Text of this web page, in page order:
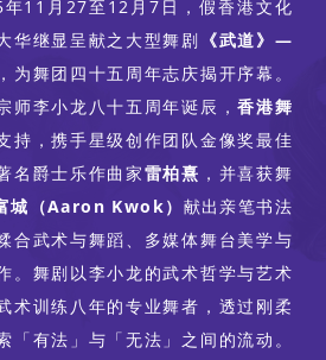
11月27至12月7日，假香港文化
华继显呈献之大型舞剧 《武道》—
，为舞团四十五周年志庆揭开序幕。
师李小龙八十五周年诞辰，香港舞
持，携手星级创作团队金像奖最佳
名爵士乐作曲家雷柏熹 ，并喜获舞
城（Aaron Kwok） 献出亲笔书法
合武术与舞蹈、多媒体舞台美学与
。舞剧以李小龙的武术哲学与艺术
术训练八年的专业舞者，透过刚柔
「有法」与「无法」之间的流动。